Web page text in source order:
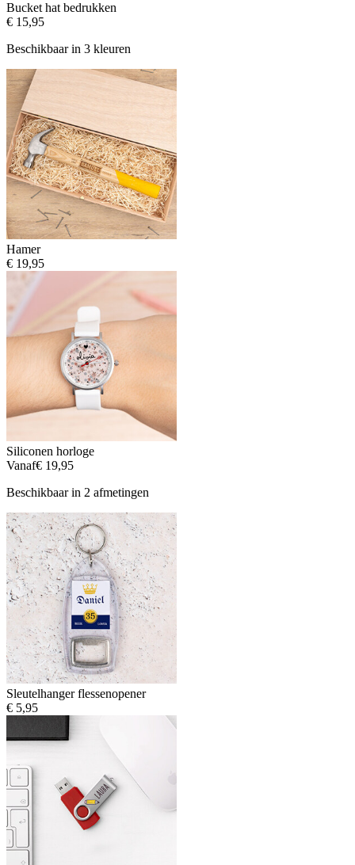
Bucket hat bedrukken
€ 15,95
Beschikbaar in 3 kleuren
Hamer
€ 19,95
Siliconen horloge
Vanaf€ 19,95
Beschikbaar in 2 afmetingen
Sleutelhanger flessenopener
€ 5,95